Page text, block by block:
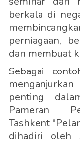
berkala di
perniagaan,
dan membuat
Sebagai
penting
Pameran
Tashkent
dihadiri oleh